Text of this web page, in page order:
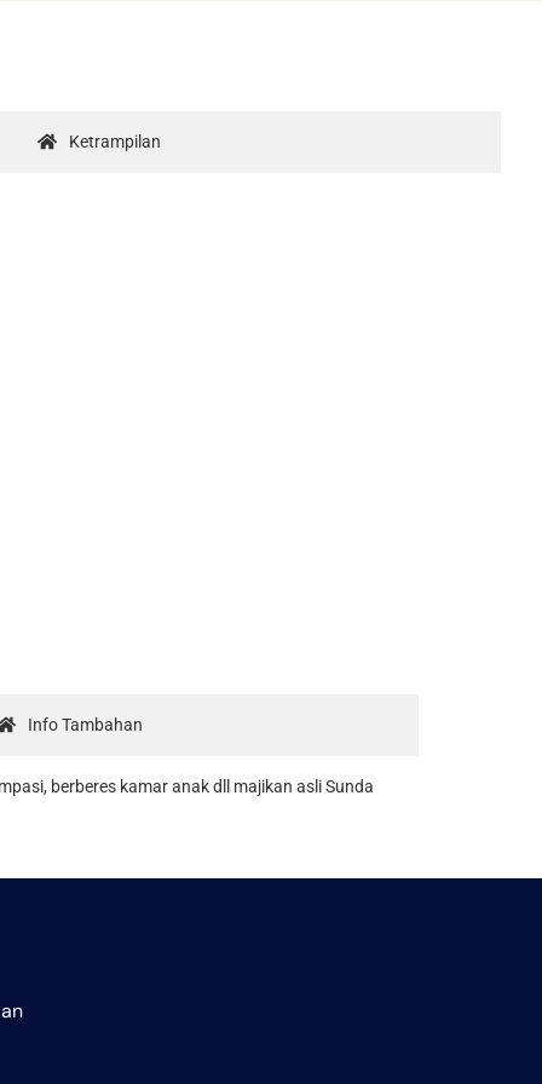
Ketrampilan
Info Tambahan
berberes kamar anak dll majikan asli Sunda